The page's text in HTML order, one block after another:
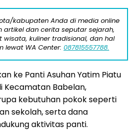
kabupaten Anda di media online
artikel dan cerita seputar sejarah,
kuliner tradisional, dan hal
lewat WA Center: 087815557788.
ke Panti Asuhan Yatim Piatu
Kecamatan Babelan,
kebutuhan pokok seperti
sekolah, serta dana
aktivitas panti.